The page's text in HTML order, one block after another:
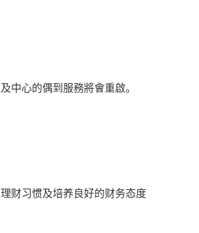
中心的偶到服務將會重啟。
财习惯及培养良好的财务态度